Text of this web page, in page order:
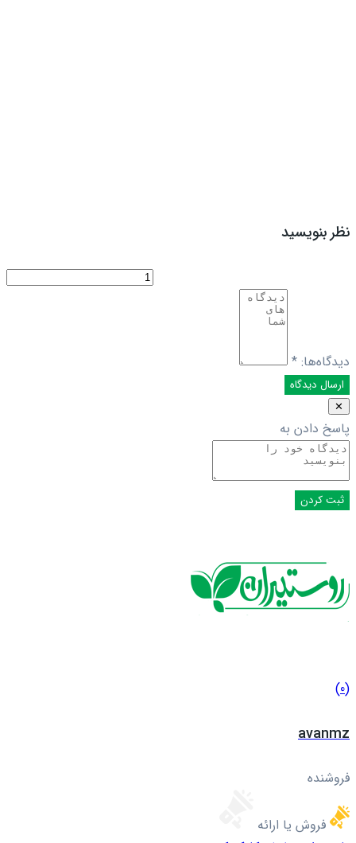
نظر بنویسید
دیدگاه‌ها: *
✕
پاسخ دادن به
(0)
avanmz
فروشنده
فروش یا ارائه